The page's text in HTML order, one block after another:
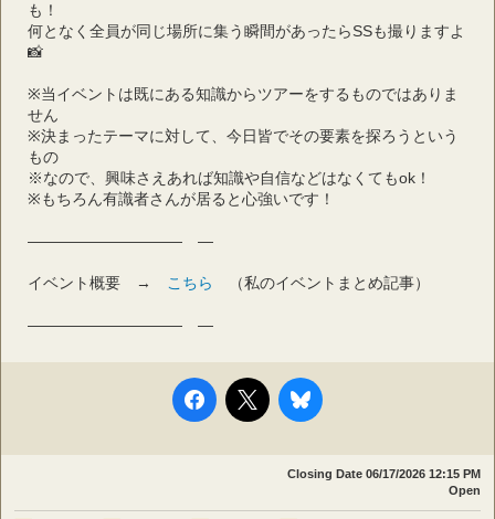
も！
何となく全員が同じ場所に集う瞬間があったらSSも撮りますよ
📸
※当イベントは既にある知識からツアーをするものではありま
せん
※決まったテーマに対して、今日皆でその要素を探ろうという
もの
※なので、興味さえあれば知識や自信などはなくてもok！
※もちろん有識者さんが居ると心強いです！
――――――――――　―
イベント概要　→ こちら （私のイベントまとめ記事）
――――――――――　―
Closing Date06/17/2026 12:15 PM
Open